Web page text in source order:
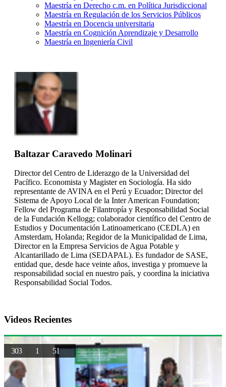
Maestría en Derecho c.m. en Política Jurisdiccional
Maestría en Regulación de los Servicios Públicos
Maestría en Docencia universitaria
Maestría en Cognición Aprendizaje y Desarrollo
Maestría en Ingeniería Civil
Baltazar Caravedo Molinari
Director del Centro de Liderazgo de la Universidad del
Pacífico. Economista y Magister en Sociología. Ha sido
representante de AVINA en el Perú y Ecuador; Director del
Sistema de Apoyo Local de la Inter American Foundation;
Fellow del Programa de Filantropía y Responsabilidad Social
de la Fundación Kellogg; colaborador científico del Centro de
Estudios y Documentación Latinoamericano (CEDLA) en
Amsterdam, Holanda; Regidor de la Municipalidad de Lima,
Director en la Empresa Servicios de Agua Potable y
Alcantarillado de Lima (SEDAPAL). Es fundador de SASE,
entidad que, desde hace veinte años, investiga y promueve la
responsabilidad social en nuestro país, y coordina la iniciativa
Responsabilidad Social Todos.
Videos Recientes
303 1 51